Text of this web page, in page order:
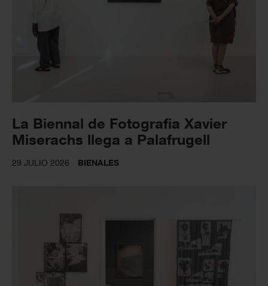
La Biennal de Fotografia Xavier
Miserachs llega a Palafrugell
29 JULIO 2026 BIENALES